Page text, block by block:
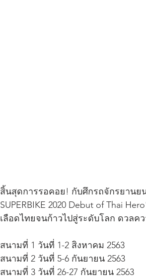
สิ้นสุดการรอคอย! กับศึกรถจักรยานย
SUPERBIKE 2020 Debut of Thai
เลือดไทยจนก้าวไปสู่ระดับโลก ดวลค
สนามที่ 1 วันที่ 1-2 สิงหาคม 2563
สนามที่ 2 วันที่ 5-6 กันยายน 2563
สนามที่ 3 วันที่ 26-27 กันยายน 2563